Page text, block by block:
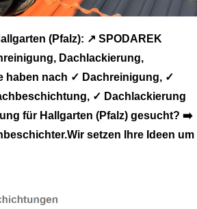
(Pfalz): ↗️ SPODAREK
Dachlackierung,
haben nach ✓ Dachreinigung, ✓
✓ Dachlackierung
für Hallgarten (Pfalz) gesucht? ➡️
setzen Ihre Ideen um